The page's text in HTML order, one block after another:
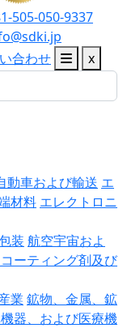
505-050-9337
合わせ
x
動車および輸送 エ
材料 エレクトロニ
装 航空宇宙およ
ーティング剤及び
業 鉱物、金属、鉱
器、および医療機